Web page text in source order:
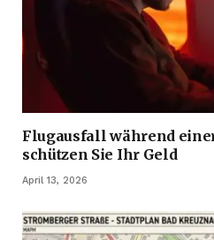
Flugausfall während
schützen Sie Ihr Geld
April 13, 2026